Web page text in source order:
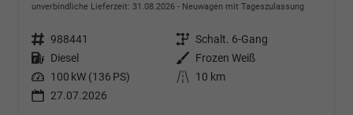
unverbindliche Lieferzeit: 31.08.2026 Neuwagen mit Tageszulassung
Fahrzeugnr. 988441 Getriebe Schalt. 6-Gang
Kraftstoff Diesel Außenfarbe
Frozen Weiß
Leistung 100 kW (136 PS) Kilometerstand
10 km
27.07.2026